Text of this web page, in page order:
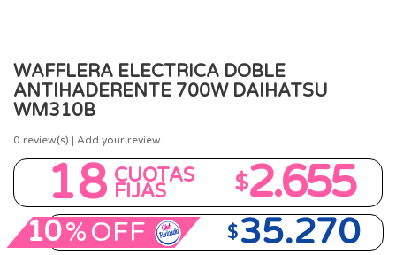
WAFFLERA ELECTRICA DOBLE
ANTIHADERENTE 700W DAIHATSU
WM310B
0 review(s) | Add your review
18 CUOTAS
FIJAS $2.655
10%OFF $35.270